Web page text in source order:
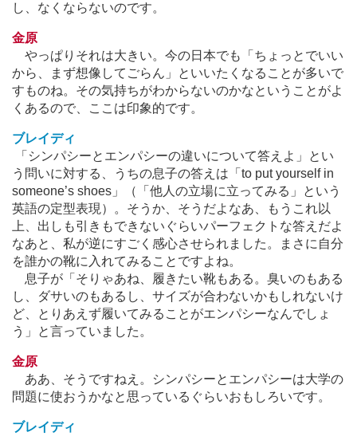
し、なくならないのです。
金原
やっぱりそれは大きい。今の日本でも「ちょっとでいい
から、まず想像してごらん」といいたくなることが多いで
すものね。その気持ちがわからないのかなということがよ
くあるので、ここは印象的です。
ブレイディ
「シンパシーとエンパシーの違いについて答えよ」とい
う問いに対する、うちの息子の答えは「to put yourself in
someone’s shoes」（「他人の立場に立ってみる」という
英語の定型表現）。そうか、そうだよなあ、もうこれ以
上、出しも引きもできないぐらいパーフェクトな答えだよ
なあと、私が逆にすごく感心させられました。まさに自分
を誰かの靴に入れてみることですよね。
息子が「そりゃあね、履きたい靴もある。臭いのもある
し、ダサいのもあるし、サイズが合わないかもしれないけ
ど、とりあえず履いてみることがエンパシーなんでしょ
う」と言っていました。
金原
ああ、そうですねえ。シンパシーとエンパシーは大学の
問題に使おうかなと思っているぐらいおもしろいです。
ブレイディ